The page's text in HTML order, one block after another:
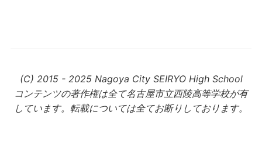
(C) 2015 - 2025 Nagoya City SEIRYO High School
コンテンツの著作権は全て名古屋市立西陵高等学校が有
しています。転載については全てお断りしております。